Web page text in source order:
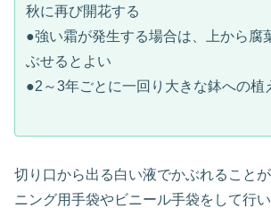
秋に再び開花する
●強い霜が発生する場合は、上から腐
ぶせるとよい
●2～3年ごとに一回り大きな鉢への植
切り口から出る白い液でかぶれること
ニング用手袋やビニール手袋をして行い